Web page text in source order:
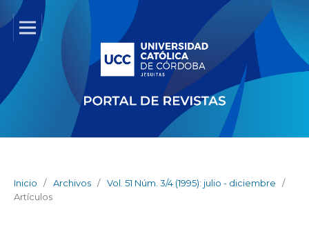
Inicio / Archivos / Vol. 51 Núm. 3/4 (1995): julio - diciembre
/
Artículos